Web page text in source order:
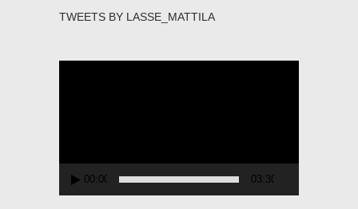
TWEETS BY LASSE_MATTILA
00:00 03:30